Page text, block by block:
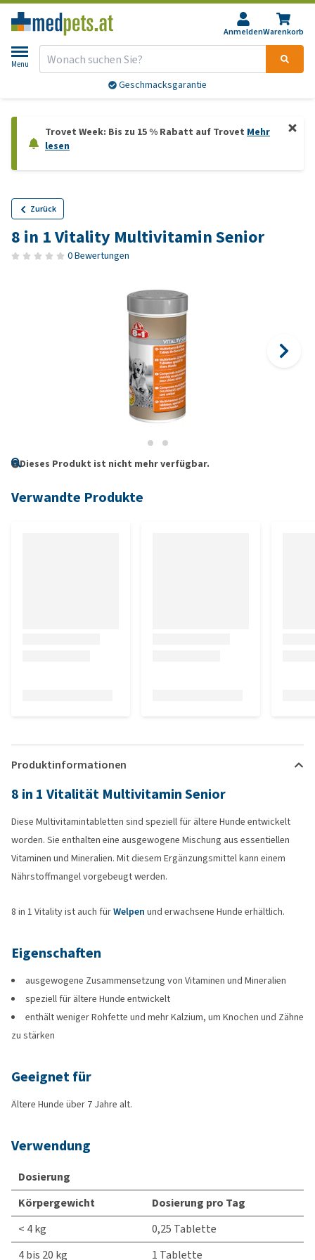
AnmeldenWarenkorb
Menu
Geschmacksgarantie
Trovet Week: Bis zu 15 % Rabatt auf Trovet Mehr
lesen
Zurück
8 in 1 Vitality Multivitamin Senior
0 Bewertungen
Dieses Produkt ist nicht mehr verfügbar.
Verwandte Produkte
Produktinformationen
8 in 1 Vitalität Multivitamin Senior
Diese Multivitamintabletten sind speziell für ältere Hunde entwickelt
worden. Sie enthalten eine ausgewogene Mischung aus essentiellen
Vitaminen und Mineralien. Mit diesem Ergänzungsmittel kann einem
Nährstoffmangel vorgebeugt werden.
8 in 1 Vitality ist auch fürWelpen und erwachsene Hunde erhältlich.
Eigenschaften
ausgewogene Zusammensetzung von Vitaminen und Mineralien
speziell für ältere Hunde entwickelt
enthält weniger Rohfette und mehr Kalzium, um Knochen und Zähne
zu stärken
Geeignet für
Ältere Hunde über 7 Jahre alt.
Verwendung
Dosierung
Körpergewicht
Dosierung pro Tag
< 4 kg
0,25 Tablette
4 bis 20 kg
1 Tablette